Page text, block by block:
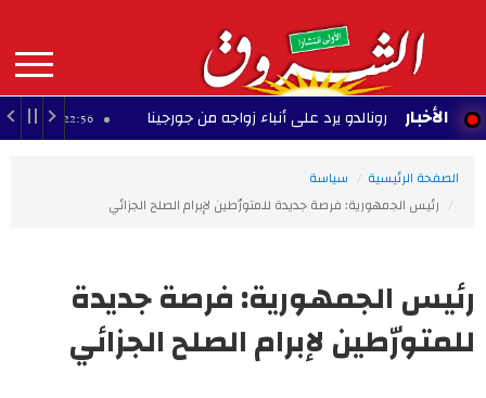
contenu
principal
MAIN
NAVIGATION الأخبار
رونالدو يرد على أنباء زواجه من جورجينا
الصفحة الرئيسية
سياسة
رئيس الجمهورية: فرصة جديدة للمتورّطين لإبرام الصلح الجزائي
رئيس الجمهورية: فرصة جديدة
للمتورّطين لإبرام الصلح الجزائي